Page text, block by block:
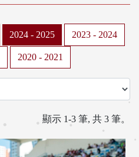
2024 - 2025 2023 - 2024
2020 - 2021
顯示 1-3 筆, 共 3 筆。